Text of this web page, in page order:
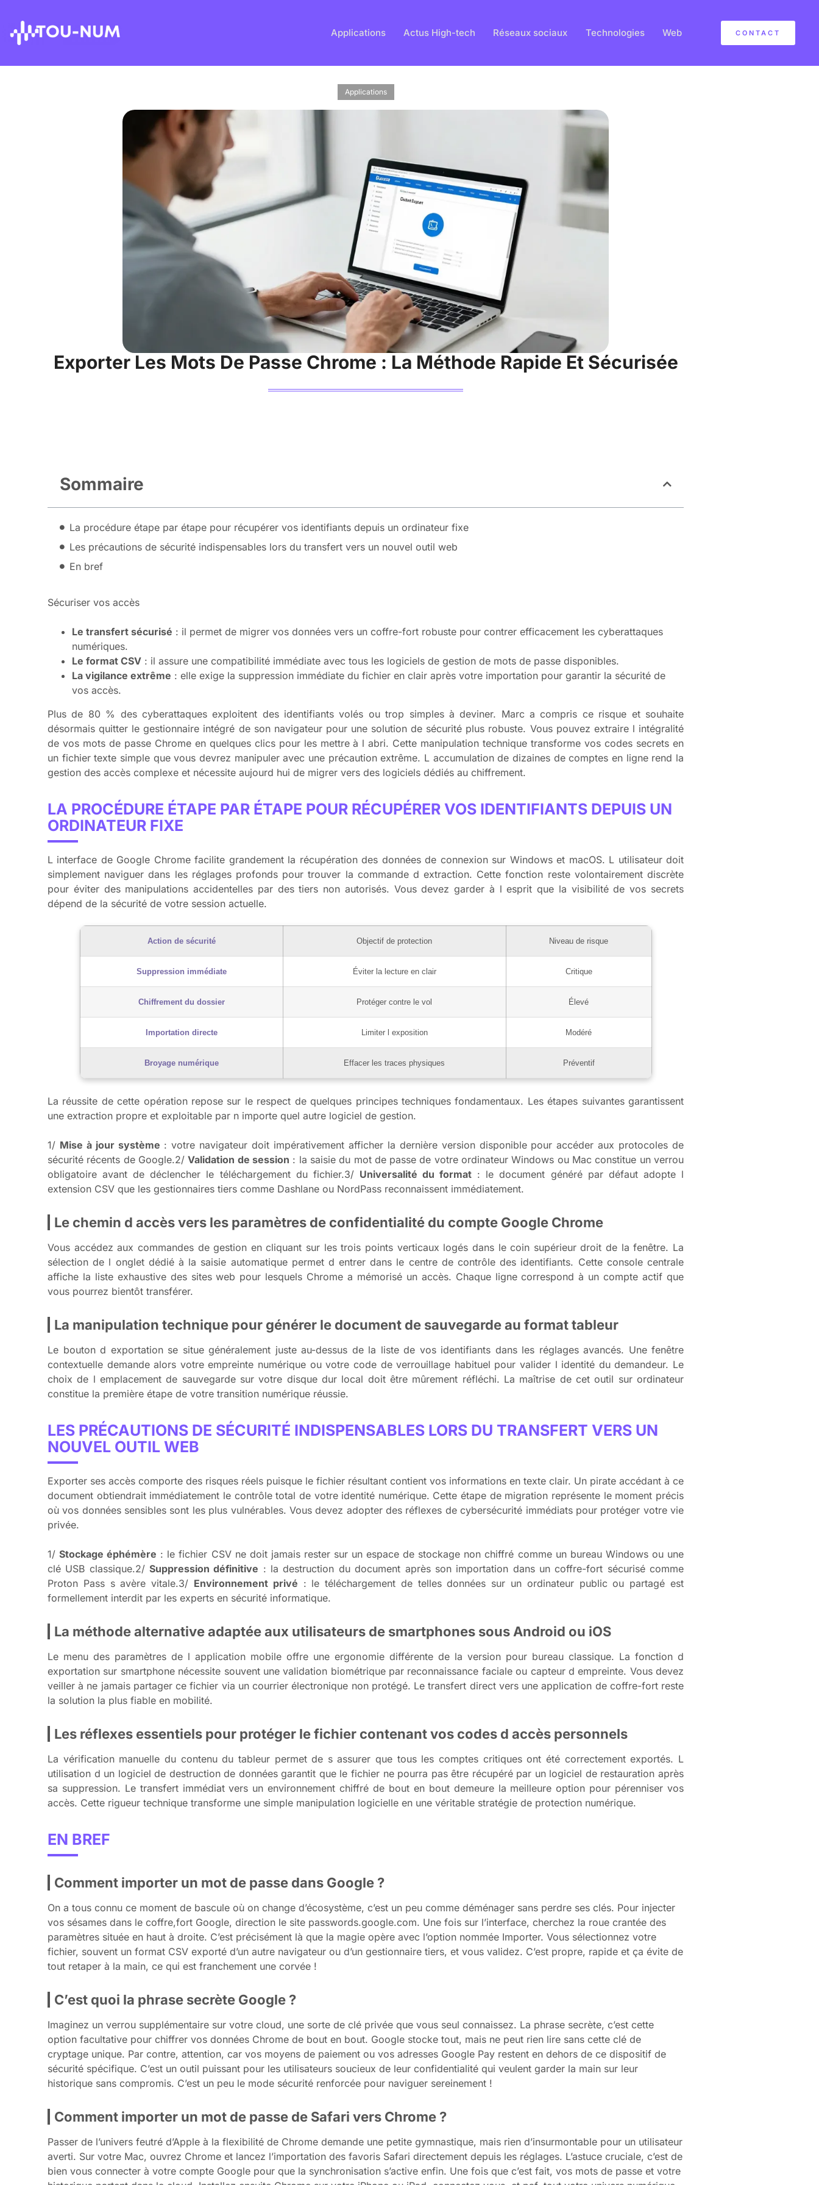
Applications Actus High-tech Réseaux sociaux Technologies Web CONTACT
Applications
Exporter Les Mots De Passe Chrome : La Méthode Rapide Et Sécurisée
Sommaire
La procédure étape par étape pour récupérer vos identifiants depuis un ordinateur fixe
Les précautions de sécurité indispensables lors du transfert vers un nouvel outil web
En bref
Sécuriser vos accès
Le transfert sécurisé : il permet de migrer vos données vers un coffre-fort robuste pour contrer efficacement les cyberattaques
numériques.
Le format CSV : il assure une compatibilité immédiate avec tous les logiciels de gestion de mots de passe disponibles.
La vigilance extrême : elle exige la suppression immédiate du fichier en clair après votre importation pour garantir la sécurité de
vos accès.
Plus de 80 % des cyberattaques exploitent des identifiants volés ou trop simples à deviner. Marc a compris ce risque et souhaite
désormais quitter le gestionnaire intégré de son navigateur pour une solution de sécurité plus robuste. Vous pouvez extraire l intégralité
de vos mots de passe Chrome en quelques clics pour les mettre à l abri. Cette manipulation technique transforme vos codes secrets en
un fichier texte simple que vous devrez manipuler avec une précaution extrême. L accumulation de dizaines de comptes en ligne rend la
gestion des accès complexe et nécessite aujourd hui de migrer vers des logiciels dédiés au chiffrement.
LA PROCÉDURE ÉTAPE PAR ÉTAPE POUR RÉCUPÉRER VOS IDENTIFIANTS DEPUIS UN
ORDINATEUR FIXE
L interface de Google Chrome facilite grandement la récupération des données de connexion sur Windows et macOS. L utilisateur doit
simplement naviguer dans les réglages profonds pour trouver la commande d extraction. Cette fonction reste volontairement discrète
pour éviter des manipulations accidentelles par des tiers non autorisés. Vous devez garder à l esprit que la visibilité de vos secrets
dépend de la sécurité de votre session actuelle.
Action de sécurité Objectif de protection Niveau de risque
Suppression immédiate Éviter la lecture en clair Critique
Chiffrement du dossier Protéger contre le vol Élevé
Importation directe Limiter l exposition Modéré
Broyage numérique Effacer les traces physiques Préventif
La réussite de cette opération repose sur le respect de quelques principes techniques fondamentaux. Les étapes suivantes garantissent
une extraction propre et exploitable par n importe quel autre logiciel de gestion.
1/ Mise à jour système : votre navigateur doit impérativement afficher la dernière version disponible pour accéder aux protocoles de
sécurité récents de Google.2/Validation de session : la saisie du mot de passe de votre ordinateur Windows ou Mac constitue un verrou
obligatoire avant de déclencher le téléchargement du fichier.3/ Universalité du format : le document généré par défaut adopte l
extension CSV que les gestionnaires tiers comme Dashlane ou NordPass reconnaissent immédiatement.
Le chemin d accès vers les paramètres de confidentialité du compte Google Chrome
Vous accédez aux commandes de gestion en cliquant sur les trois points verticaux logés dans le coin supérieur droit de la fenêtre. La
sélection de l onglet dédié à la saisie automatique permet d entrer dans le centre de contrôle des identifiants. Cette console centrale
affiche la liste exhaustive des sites web pour lesquels Chrome a mémorisé un accès. Chaque ligne correspond à un compte actif que
vous pourrez bientôt transférer.
La manipulation technique pour générer le document de sauvegarde au format tableur
Le bouton d exportation se situe généralement juste au-dessus de la liste de vos identifiants dans les réglages avancés. Une fenêtre
contextuelle demande alors votre empreinte numérique ou votre code de verrouillage habituel pour valider l identité du demandeur. Le
choix de l emplacement de sauvegarde sur votre disque dur local doit être mûrement réfléchi. La maîtrise de cet outil sur ordinateur
constitue la première étape de votre transition numérique réussie.
LES PRÉCAUTIONS DE SÉCURITÉ INDISPENSABLES LORS DU TRANSFERT VERS UN
NOUVEL OUTIL WEB
Exporter ses accès comporte des risques réels puisque le fichier résultant contient vos informations en texte clair. Un pirate accédant à ce
document obtiendrait immédiatement le contrôle total de votre identité numérique. Cette étape de migration représente le moment précis
où vos données sensibles sont les plus vulnérables. Vous devez adopter des réflexes de cybersécurité immédiats pour protéger votre vie
privée.
1/Stockage éphémère : le fichier CSV ne doit jamais rester sur un espace de stockage non chiffré comme un bureau Windows ou une
clé USB classique.2/Suppression définitive : la destruction du document après son importation dans un coffre-fort sécurisé comme
Proton Pass s avère vitale.3/ Environnement privé : le téléchargement de telles données sur un ordinateur public ou partagé est
formellement interdit par les experts en sécurité informatique.
La méthode alternative adaptée aux utilisateurs de smartphones sous Android ou iOS
Le menu des paramètres de l application mobile offre une ergonomie différente de la version pour bureau classique. La fonction d
exportation sur smartphone nécessite souvent une validation biométrique par reconnaissance faciale ou capteur d empreinte. Vous devez
veiller à ne jamais partager ce fichier via un courrier électronique non protégé. Le transfert direct vers une application de coffre-fort reste
la solution la plus fiable en mobilité.
Les réflexes essentiels pour protéger le fichier contenant vos codes d accès personnels
La vérification manuelle du contenu du tableur permet de s assurer que tous les comptes critiques ont été correctement exportés. L
utilisation d un logiciel de destruction de données garantit que le fichier ne pourra pas être récupéré par un logiciel de restauration après
sa suppression. Le transfert immédiat vers un environnement chiffré de bout en bout demeure la meilleure option pour pérenniser vos
accès. Cette rigueur technique transforme une simple manipulation logicielle en une véritable stratégie de protection numérique.
EN BREF
Comment importer un mot de passe dans Google ?
On a tous connu ce moment de bascule où on change d’écosystème, c’est un peu comme déménager sans perdre ses clés. Pour injecter
vos sésames dans le coffre,fort Google, direction le site passwords.google.com. Une fois sur l’interface, cherchez la roue crantée des
paramètres située en haut à droite. C’est précisément là que la magie opère avec l’option nommée Importer. Vous sélectionnez votre
fichier, souvent un format CSV exporté d’un autre navigateur ou d’un gestionnaire tiers, et vous validez. C’est propre, rapide et ça évite de
tout retaper à la main, ce qui est franchement une corvée !
C’est quoi la phrase secrète Google ?
Imaginez un verrou supplémentaire sur votre cloud, une sorte de clé privée que vous seul connaissez. La phrase secrète, c’est cette
option facultative pour chiffrer vos données Chrome de bout en bout. Google stocke tout, mais ne peut rien lire sans cette clé de
cryptage unique. Par contre, attention, car vos moyens de paiement ou vos adresses Google Pay restent en dehors de ce dispositif de
sécurité spécifique. C’est un outil puissant pour les utilisateurs soucieux de leur confidentialité qui veulent garder la main sur leur
historique sans compromis. C’est un peu le mode sécurité renforcée pour naviguer sereinement !
Comment importer un mot de passe de Safari vers Chrome ?
Passer de l’univers feutré d’Apple à la flexibilité de Chrome demande une petite gymnastique, mais rien d’insurmontable pour un utilisateur
averti. Sur votre Mac, ouvrez Chrome et lancez l’importation des favoris Safari directement depuis les réglages. L’astuce cruciale, c’est de
bien vous connecter à votre compte Google pour que la synchronisation s’active enfin. Une fois que c’est fait, vos mots de passe et votre